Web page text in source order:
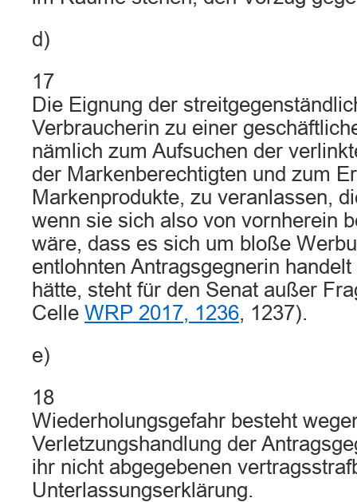
d)
17
Die Eignung der
Verbraucherin zu einer
nämlich zum Aufsuchen der
der Markenberechtigten und zum
Markenprodukte, zu veranlassen,
wenn sie sich also von vornherein
wäre, dass es sich um bloße
entlohnten Antragsgegnerin
hätte, steht für den Senat außer
Celle WRP 2017, 1236, 1237).
e)
18
Wiederholungsgefahr besteht
Verletzungshandlung der
ihr nicht abgegebenen
Unterlassungserklärung.